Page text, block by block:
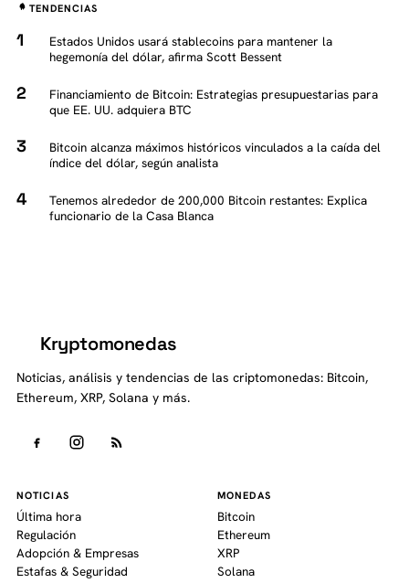
TENDENCIAS
Estados Unidos usará stablecoins para mantener la
hegemonía del dólar, afirma Scott Bessent
Financiamiento de Bitcoin: Estrategias presupuestarias para
que EE. UU. adquiera BTC
Bitcoin alcanza máximos históricos vinculados a la caída del
índice del dólar, según analista
Tenemos alrededor de 200,000 Bitcoin restantes: Explica
funcionario de la Casa Blanca
Kryptomonedas
Noticias, análisis y tendencias de las criptomonedas: Bitcoin,
Ethereum, XRP, Solana y más.
NOTICIAS
Última hora
Regulación
Adopción & Empresas
Estafas & Seguridad
MONEDAS
Bitcoin
Ethereum
XRP
Solana